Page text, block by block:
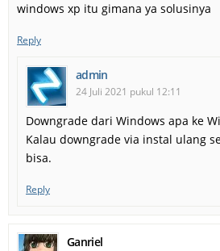
windows xp itu gimana ya solusinya
Reply
admin
24 Juli 2021 pukul 12:11
Downgrade dari Windows apa ke
Kalau downgrade via instal ulang
bisa.
Reply
Ganriel